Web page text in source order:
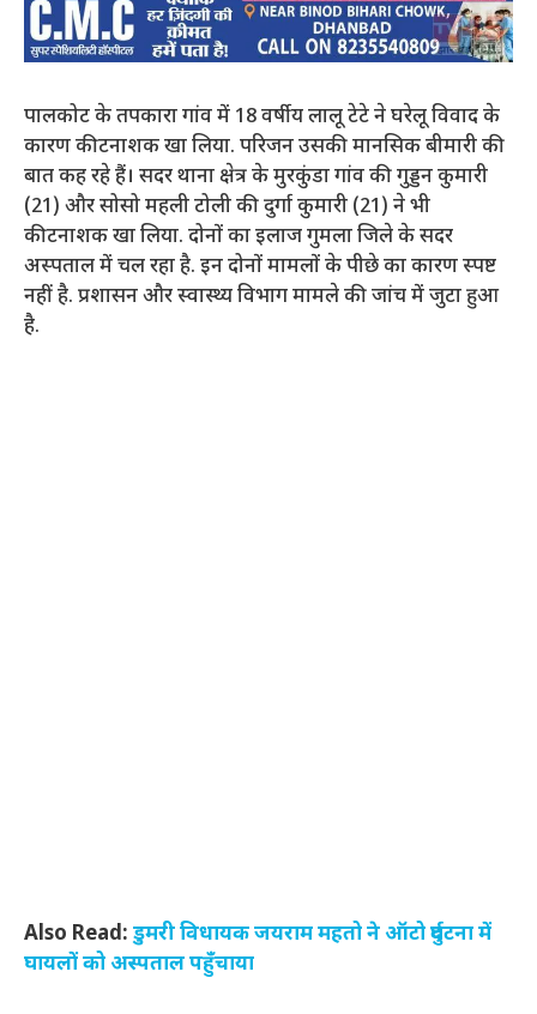
पालकोट के तपकारा गांव में 18 वर्षीय लालू टेटे ने घरेलू विवाद के
कारण कीटनाशक खा लिया. परिजन उसकी मानसिक बीमारी की
बात कह रहे हैं। सदर थाना क्षेत्र के मुरकुंडा गांव की गुड्डन कुमारी
(21) और सोसो महली टोली की दुर्गा कुमारी (21) ने भी
कीटनाशक खा लिया. दोनों का इलाज गुमला जिले के सदर
अस्पताल में चल रहा है. इन दोनों मामलों के पीछे का कारण स्पष्ट
नहीं है. प्रशासन और स्वास्थ्य विभाग मामले की जांच में जुटा हुआ
है.
Also Read: डुमरी विधायक जयराम महतो ने ऑटो दुर्घटना में
घायलों को अस्पताल पहुँचाया